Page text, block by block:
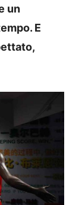
un
E